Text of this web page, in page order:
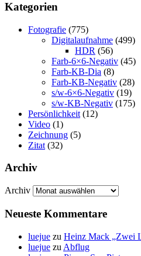
Kategorien
Fotografie (775)
Digitalaufnahme (499)
HDR (56)
Farb-6×6-Negativ (45)
Farb-KB-Dia (8)
Farb-KB-Negativ (28)
s/w-6×6-Negativ (19)
s/w-KB-Negativ (175)
Persönlichkeit (12)
Video (1)
Zeichnung (5)
Zitat (32)
Archiv
Archiv
Neueste Kommentare
luejue zu Heinz Mack „Zwei
luejue zu Abflug